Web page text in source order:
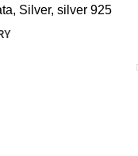
, Silver, silver 925